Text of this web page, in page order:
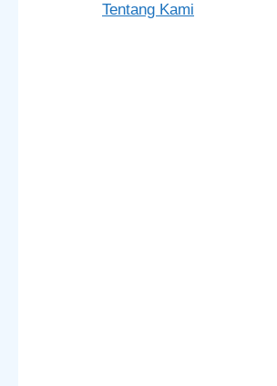
Tentang Kami